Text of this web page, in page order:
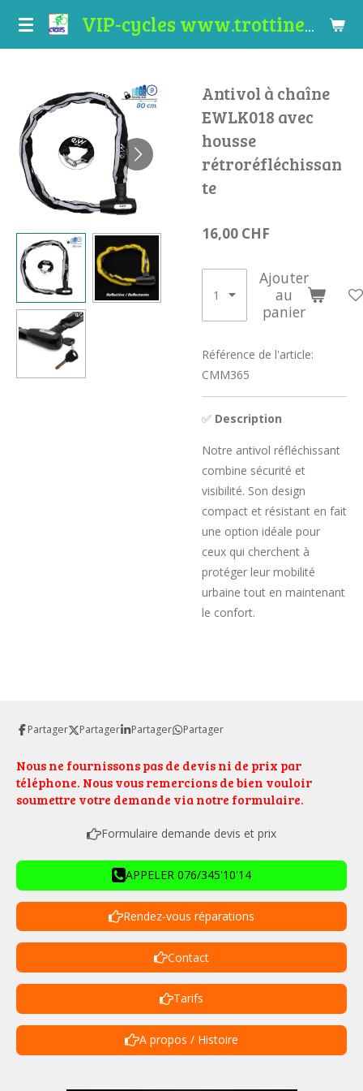
Passer
VIP-cycles www.trottinettes-valais.ch
Antivol à chaîne
EWLK018 avec
housse
rétroréfléchissan
te
16,00 CHF
Ajouter
au
panier
Référence de l'article:
CMM365
✅ Description
Notre antivol réfléchissant
combine sécurité et
visibilité. Son design
compact et résistant en fait
une option idéale pour
ceux qui cherchent à
protéger leur mobilité
urbaine tout en maintenant
le confort.
Partager Partager Partager Partager
Nous ne fournissons pas de devis ni de prix par
téléphone. Nous vous remercions de bien vouloir
soumettre votre demande via notre formulaire.
Formulaire demande devis et prix
APPELER 076/345'10'14
Rendez-vous réparations
Contact
Tarifs
A propos / Histoire